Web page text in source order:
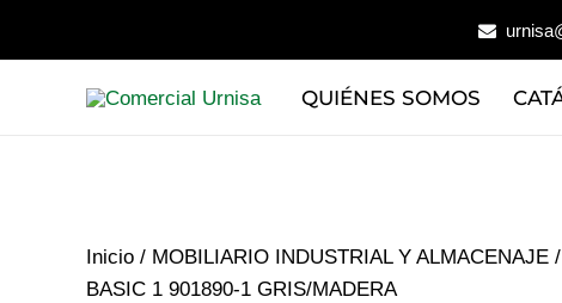
QUIÉNES SOMOS
Inicio / MOBILIARIO INDUSTRIAL Y ALMACENAJE
BASIC 1 901890-1 GRIS/MADERA